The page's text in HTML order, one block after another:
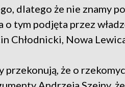
dlatego że nie znamy
o tym podjęta przez
Chłodnicki, Nowa
przekonują, że o